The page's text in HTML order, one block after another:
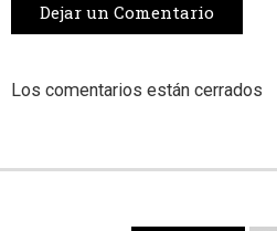
Dejar un Comentario
Los comentarios están cerrados